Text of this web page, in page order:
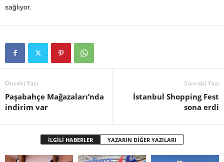
sağlıyor.
Önceki Yazı
Paşabahçe Mağazaları’nda
indirim var
Sonraki Yazı
İstanbul Shopping Fest
sona erdi
İLGİLİ HABERLER YAZARIN DİĞER YAZILARI